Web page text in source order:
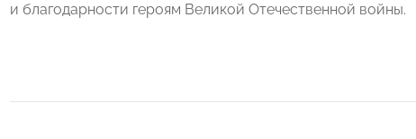
и благодарности героям Великой Отечественной войны.